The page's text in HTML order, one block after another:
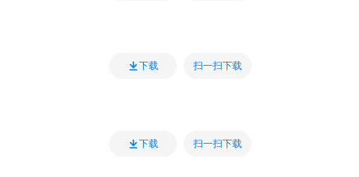
下载 扫一扫下载
下载 扫一扫下载